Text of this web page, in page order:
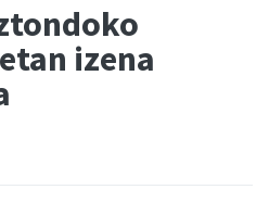
izena